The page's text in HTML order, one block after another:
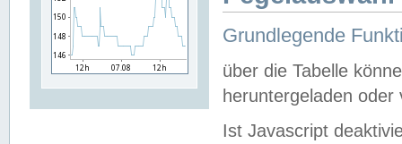
Grundlegende
über die Tabelle
heruntergeladen oder
Ist Javascript